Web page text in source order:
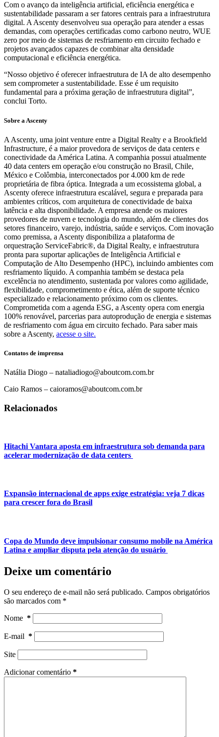
Com o avanço da inteligência artificial, eficiência energética e
sustentabilidade passaram a ser fatores centrais para a infraestrutura
digital. A Ascenty desenvolveu sua operação para atender a essas
demandas, com operações certificadas como carbono neutro, WUE
zero por meio de sistemas de resfriamento em circuito fechado e
projetos avançados capazes de combinar alta densidade
computacional e eficiência energética.
“Nosso objetivo é oferecer infraestrutura de IA de alto desempenho
sem comprometer a sustentabilidade. Esse é um requisito
fundamental para a próxima geração de infraestrutura digital”,
conclui Torto.
Sobre a Ascenty
A Ascenty, uma joint venture entre a Digital Realty e a Brookfield
Infrastructure, é a maior provedora de serviços de data centers e
conectividade da América Latina. A companhia possui atualmente
40 data centers em operação e/ou construção no Brasil, Chile,
México e Colômbia, interconectados por 4.000 km de rede
proprietária de fibra óptica. Integrada a um ecossistema global, a
Ascenty oferece infraestrutura escalável, segura e preparada para
ambientes críticos, com arquitetura de conectividade de baixa
latência e alta disponibilidade. A empresa atende os maiores
provedores de nuvem e tecnologia do mundo, além de clientes dos
setores financeiro, varejo, indústria, saúde e serviços. Com inovação
como premissa, a Ascenty disponibiliza a plataforma de
orquestração ServiceFabric®, da Digital Realty, e infraestrutura
pronta para suportar aplicações de Inteligência Artificial e
Computação de Alto Desempenho (HPC), incluindo ambientes com
resfriamento líquido. A companhia também se destaca pela
excelência no atendimento, sustentada por valores como agilidade,
flexibilidade, comprometimento e ética, além de suporte técnico
especializado e relacionamento próximo com os clientes.
Comprometida com a agenda ESG, a Ascenty opera com energia
100% renovável, parcerias para autoprodução de energia e sistemas
de resfriamento com água em circuito fechado. Para saber mais
sobre a Ascenty, acesse o site.
Contatos de imprensa
Natália Diogo – nataliadiogo@aboutcom.com.br
Caio Ramos – caioramos@aboutcom.com.br
Relacionados
Hitachi Vantara aposta em infraestrutura sob demanda para
acelerar modernização de data centers
Expansão internacional de apps exige estratégia: veja 7 dicas
para crescer fora do Brasil
Copa do Mundo deve impulsionar consumo mobile na América
Latina e ampliar disputa pela atenção do usuário
Deixe um comentário
O seu endereço de e-mail não será publicado. Campos obrigatórios
são marcados com *
Nome *
E-mail *
Site
Adicionar comentário *